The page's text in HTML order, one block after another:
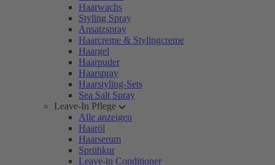
Haarwachs
Styling Spray
Ansatzspray
Haarcreme & Stylingcreme
Haargel
Haarpuder
Haarspray
Haarstyling-Sets
Sea Salt Spray
Leave-In Pflege
Alle anzeigen
Haaröl
Haarserum
Sprühkur
Leave-in Conditioner